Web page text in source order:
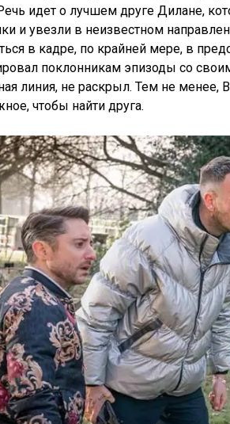
идет о лучшем друге Дилане,
и увезли в неизвестном
в кадре, по крайней мере, в
поклонникам эпизоды со
линия, не раскрыл. Тем не менее,
чтобы найти друга.